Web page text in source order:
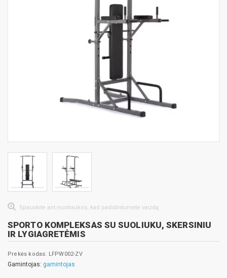
Spauskite ant nuotraukos, kad padidintumėte vaizdą
SPORTO KOMPLEKSAS SU SUOLIUKU, SKERSINIU
IR LYGIAGRETĖMIS
Prekės kodas: LFPW002-ZV
Gamintojas: gamintojas